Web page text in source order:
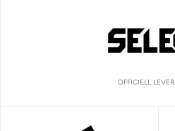
OFFICIELL